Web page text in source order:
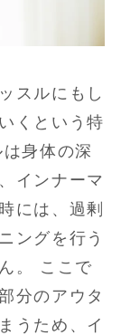
スルにもし
くという特
身体の深
インナーマ
には、過剰
ングを行う
。 ここで
分のアウタ
うため、イ